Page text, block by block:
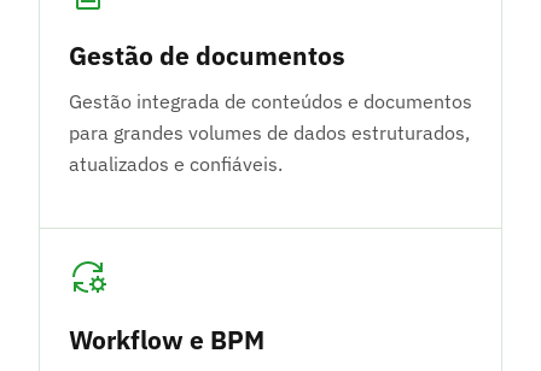
Gestão de documentos
Gestão integrada de conteúdos e documentos
para grandes volumes de dados estruturados,
atualizados e confiáveis.
Workflow e BPM